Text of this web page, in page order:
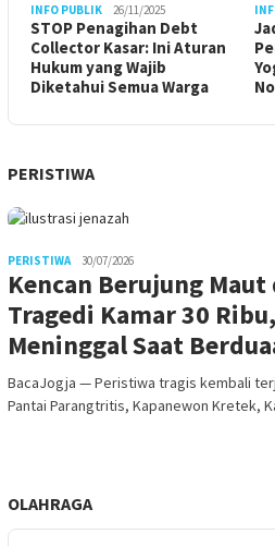
INFO PUBLIK 26/11/2025
STOP Penagihan Debt
Collector Kasar: Ini Aturan
Hukum yang Wajib
Diketahui Semua Warga
PERISTIWA
PERISTIWA 30/07/2026
Kencan Berujung
Tragedi Kamar 30
Meninggal Saat
BacaJogja — Peristiwa tragis kembali
Pantai Parangtritis, Kapanewon Kretek,
OLAHRAGA